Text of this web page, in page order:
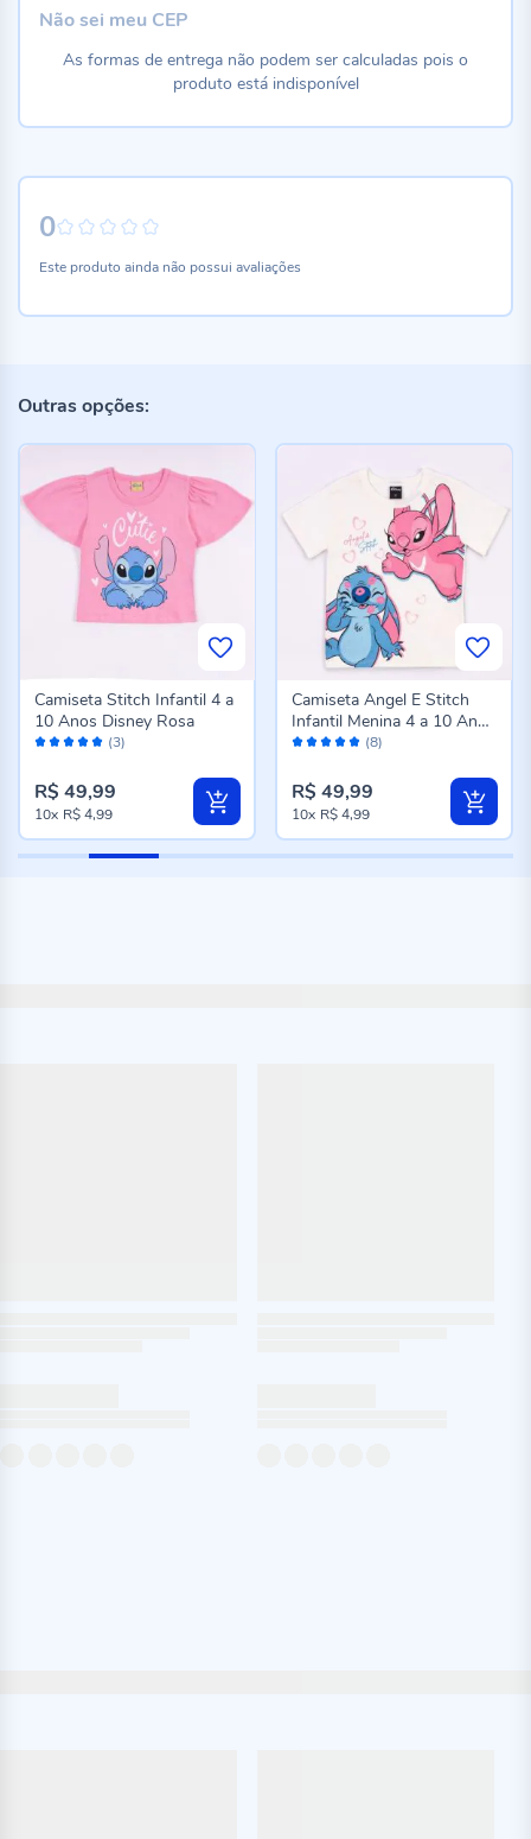
0
Este produto ainda não possui avaliações
Não sei meu CEP
As formas de entrega não podem ser calculadas pois o
produto está indisponível
Outras opções:
Avaliação: (3)
Camiseta Stitch Infantil 4 a
10 Anos Disney Rosa
R$ 49,99
10x R$ 4,99
Avaliação: (8)
Camiseta Angel E Stitch
Infantil Menina 4 a 10 Anos
Disney Natural
R$ 49,99
10x R$ 4,99